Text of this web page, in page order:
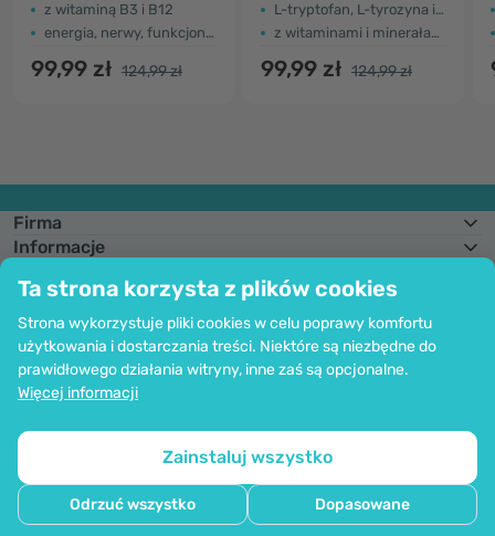
Ta strona korzysta z plików cookies
Strona wykorzystuje pliki cookies w celu poprawy komfortu
użytkowania i dostarczania treści. Niektóre są niezbędne do
prawidłowego działania witryny, inne zaś są opcjonalne.
Więcej informacji
Zainstaluj wszystko
Odrzuć wszystko Dopasowane
z witaminą B3 i B12
energia, nerwy, funkcjonowanie psychiczne
99,99 zł 124,99 zł
L-tryptofan, L-tyrozyna i L-fenyloalanina
z witaminami i minerałami
99,99 zł 124,99 zł
Firma
Informacje
Pomoc i zamówienia
Możliwość opłaty kartą. Bezpieczeństwo danych osobowych zapewnia
kodowanie SSl.
Mapa strony